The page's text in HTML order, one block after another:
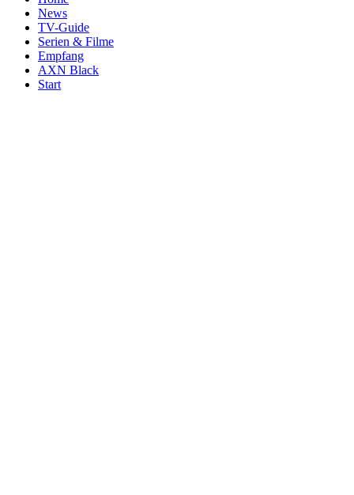
News
TV-Guide
Serien & Filme
Empfang
AXN Black
Start